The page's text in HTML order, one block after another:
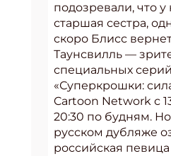
подозревали, что у
старшая сестра,
скоро Блисс
Таунсвилль —
специальных серий
«Суперкрошки:
Cartoon Network с
20:30 по будням.
русском дубляже
российская